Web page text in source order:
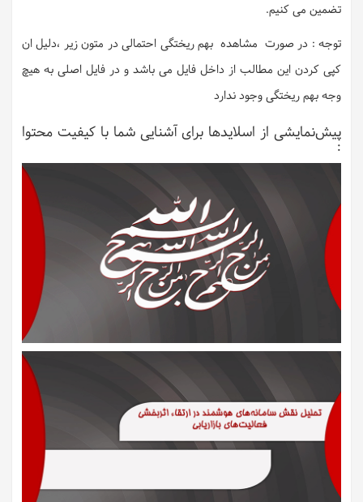
تضمین می کنیم.
توجه : در صورت مشاهده بهم ریختگی احتمالی در متون زیر ،دلیل ان
کپی کردن این مطالب از داخل فایل می باشد و در فایل اصلی به هیچ
وجه بهم ریختگی وجود ندارد
پیش‌نمایشی از اسلایدها برای آشنایی شما با کیفیت محتوا
: